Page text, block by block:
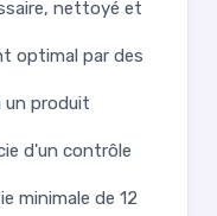
nettoyé et
optimal par des
un produit
d'un contrôle
minimale de 12